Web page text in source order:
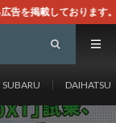
SUBARU DAIHATSU